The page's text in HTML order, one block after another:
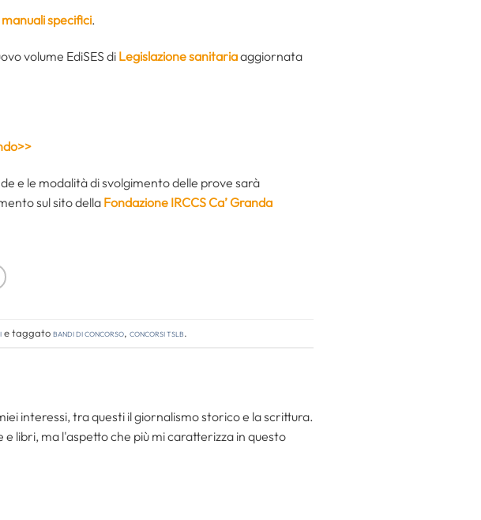
manuali specifici.
volume EdiSES di Legislazione sanitariaaggiornata
e le modalità di svolgimento delle prove sarà
sul sito della Fondazione IRCCS Ca’ Granda
e taggatobandi di concorso, concorsi tslb.
interessi, tra questi il giornalismo storico e la scrittura.
libri, ma l'aspetto che più mi caratterizza in questo